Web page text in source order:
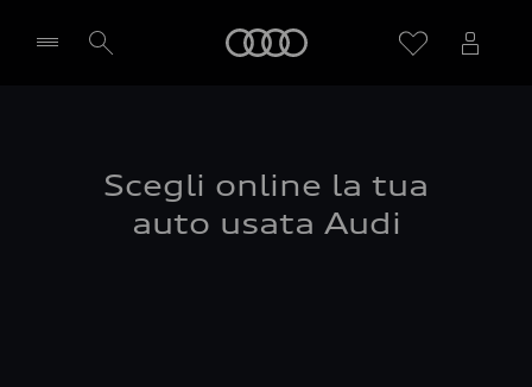
Scegli online la tua
auto usata Audi